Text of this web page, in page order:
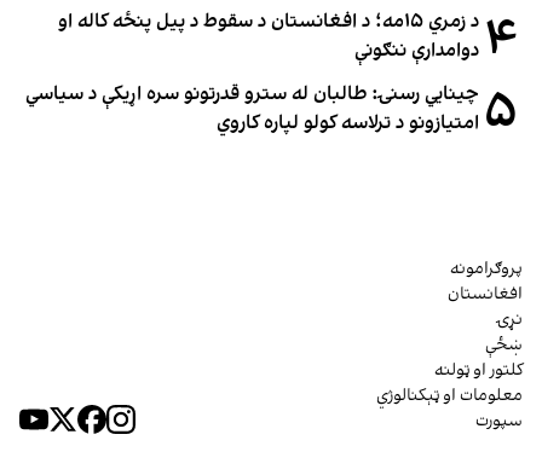
۴
د زمري ۱۵مه؛ د افغانستان د سقوط د پیل پنځه کاله او
دوامدارې ننګونې
۵ چینایي رسنۍ: طالبان له سترو قدرتونو سره اړیکې د سیاسي
امتیازونو د ترلاسه کولو لپاره کاروي
پروګرامونه
افغانستان
نړۍ
ښځې
کلتور او ټولنه
معلومات او ټېکنالوژي
سپورت